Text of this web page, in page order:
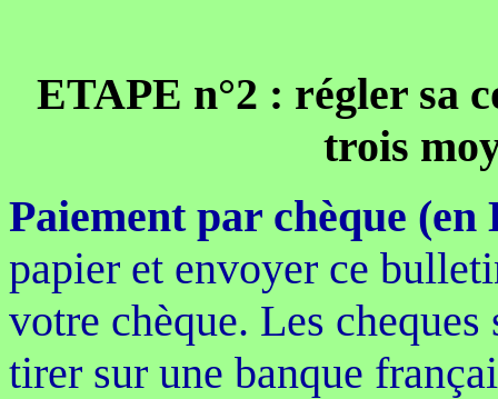
ETAPE n°2 : régler sa
trois
Paiement par chèque
papier et envoyer ce
votre chèque. Les
tirer sur une banque